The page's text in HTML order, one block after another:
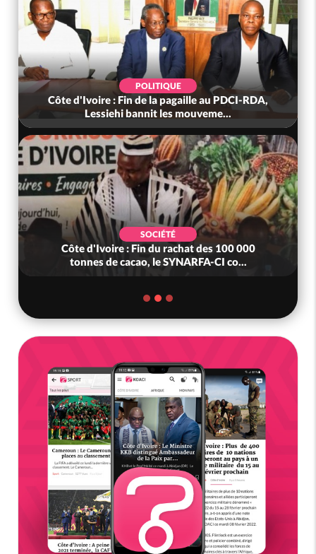
SOCIÉTÉ
Côte d'Ivoire : « On ne veut pas mourir chez
nous », crient des habitants d...
POLITIQUE
Côte d'Ivoire : 23 milliards FCFA de la France
pour le métro d'Abidjan et l...